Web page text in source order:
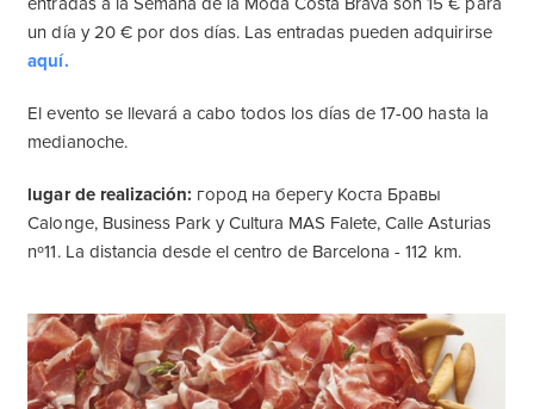
un día y 20 € por dos días. Las entradas pueden adquirirse
aquí.
El evento se llevará a cabo todos los días de 17-00 hasta la
medianoche.
lugar de realización: город на берегу Коста Бравы
Calonge, Business Park y Cultura MAS Falete, Calle Asturias
nº11. La distancia desde el centro de Barcelona - 112 km.